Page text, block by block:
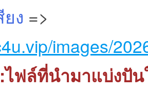
ง =>
images/
ไฟล์ที่นำมาแบ่งปั